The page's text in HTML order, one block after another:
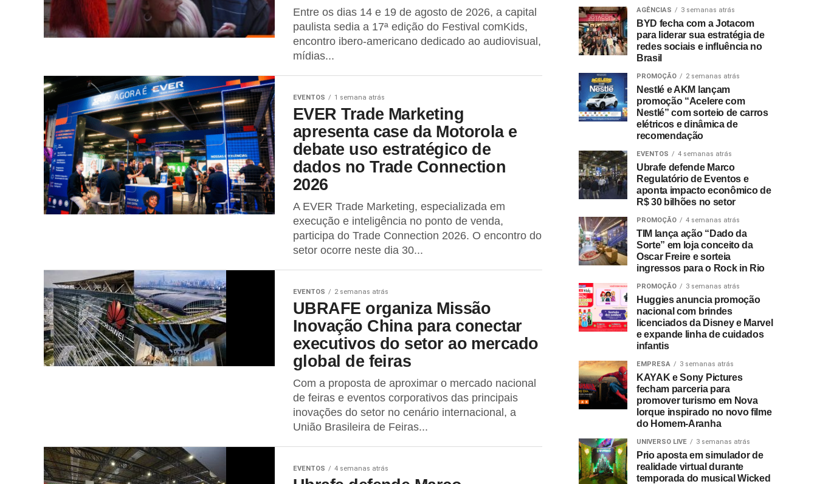
Entre os dias 14 e 19 de agosto de 2026, a capital
paulista sedia a 17ª edição do Festival comKids,
encontro ibero-americano dedicado ao audiovisual,
mídias...
EVENTOS 1 semana atrás
EVER Trade Marketing
apresenta case da Motorola e
debate uso estratégico de
dados no Trade Connection
2026
A EVER Trade Marketing, especializada em
execução e inteligência no ponto de venda,
participa do Trade Connection 2026. O encontro do
setor ocorre neste dia 30...
EVENTOS 2 semanas atrás
UBRAFE organiza Missão
Inovação China para conectar
executivos do setor ao mercado
global de feiras
Com a proposta de aproximar o mercado nacional
de feiras e eventos corporativos das principais
inovações do setor no cenário internacional, a
União Brasileira de Feiras...
EVENTOS 4 semanas atrás
AGÊNCIAS 3 semanas atrás
BYD fecha com a Jotacom
para liderar sua estratégia de
redes sociais e influência no
Brasil
PROMOÇÃO 2 semanas atrás
Nestlé e AKM lançam
promoção “Acelere com
Nestlé” com sorteio de carros
elétricos e dinâmica de
recomendação
EVENTOS 4 semanas atrás
Ubrafe defende Marco
Regulatório de Eventos e
aponta impacto econômico de
R$ 30 bilhões no setor
PROMOÇÃO 4 semanas atrás
TIM lança ação “Dado da
Sorte” em loja conceito da
Oscar Freire e sorteia
ingressos para o Rock in Rio
PROMOÇÃO 3 semanas atrás
Huggies anuncia promoção
nacional com brindes
licenciados da Disney e Marvel
e expande linha de cuidados
infantis
EMPRESA 3 semanas atrás
KAYAK e Sony Pictures
fecham parceria para
promover turismo em Nova
Iorque inspirado no novo filme
do Homem-Aranha
UNIVERSO LIVE 3 semanas atrás
Prio aposta em simulador de
realidade virtual durante
temporada do musical Wicked